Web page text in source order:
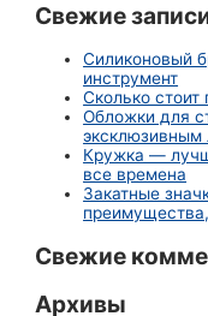
Свежие
Силиконовый
инструмент
Сколько стоит
Обложки для
эксклюзивным
Кружка —
все времена
Закатные
Свежие
Архивы